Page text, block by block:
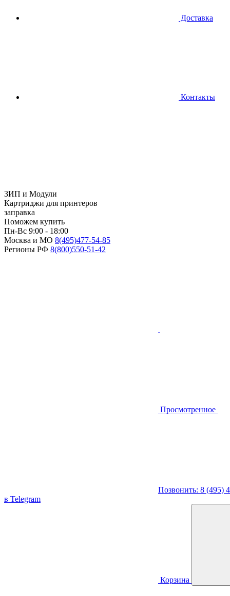
Доставка
Контакты
ЗИП и Модули
Картриджи для принтеров
заправка
Поможем купить
Пн-Вс 9:00 - 18:00
Москва и МО 8(495)477-54-85
Регионы РФ 8(800)550-51-42
Просмотренное
Позвонить: 8 (495)
в Telegram
Корзина